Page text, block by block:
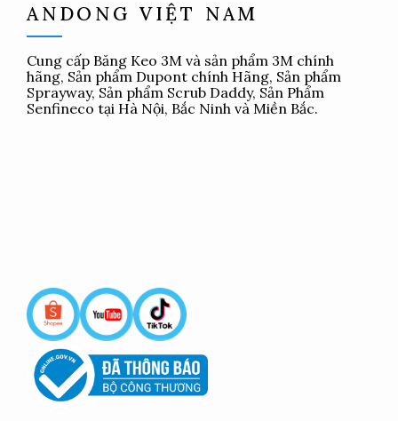
ANDONG VIỆT NAM
Cung cấp Băng Keo 3M và sản phẩm 3M chính
hãng, Sản phẩm Dupont chính Hãng, Sản phẩm
Sprayway, Sản phẩm Scrub Daddy, Sản Phẩm
Senfineco tại Hà Nội, Bắc Ninh và Miền Bắc.